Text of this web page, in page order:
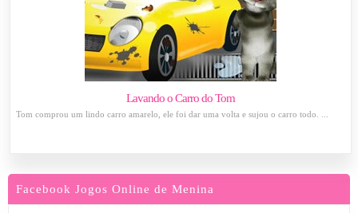
Lavando o Carro do Tom
Tom comprou um lindo carro amarelo, ele foi dar uma volta e sujou o carro todo. ...
Facebook Jogos Online de Menina